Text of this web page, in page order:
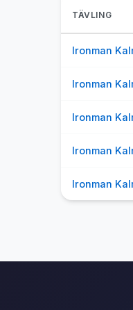
TÄVLING
Ironman
Ironman
Ironman
Ironman
Ironman